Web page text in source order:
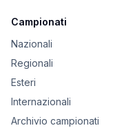
Campionati
Nazionali
Regionali
Esteri
Internazionali
Archivio campionati